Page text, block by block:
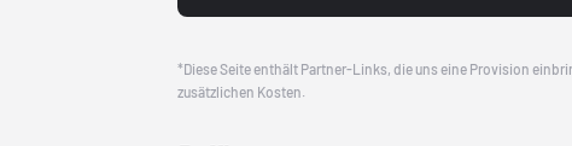
*Diese Seite enthält Partner-Links, die uns eine Provision
zusätzlichen Kosten.